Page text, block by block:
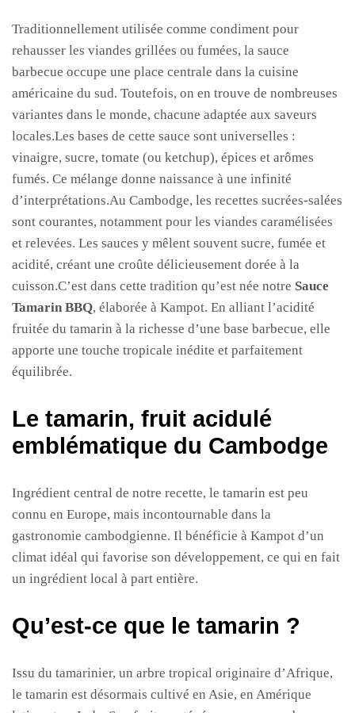
Traditionnellement utilisée comme condiment pour
rehausser les viandes grillées ou fumées, la sauce
barbecue occupe une place centrale dans la cuisine
américaine du sud. Toutefois, on en trouve de nombreuses
variantes dans le monde, chacune adaptée aux saveurs
locales.Les bases de cette sauce sont universelles :
vinaigre, sucre, tomate (ou ketchup), épices et arômes
fumés. Ce mélange donne naissance à une infinité
d’interprétations.Au Cambodge, les recettes sucrées-salées
sont courantes, notamment pour les viandes caramélisées
et relevées. Les sauces y mêlent souvent sucre, fumée et
acidité, créant une croûte délicieusement dorée à la
cuisson.C’est dans cette tradition qu’est née notre Sauce
Tamarin BBQ, élaborée à Kampot. En alliant l’acidité
fruitée du tamarin à la richesse d’une base barbecue, elle
apporte une touche tropicale inédite et parfaitement
équilibrée.
Le tamarin, fruit acidulé
emblématique du Cambodge
Ingrédient central de notre recette, le tamarin est peu
connu en Europe, mais incontournable dans la
gastronomie cambodgienne. Il bénéficie à Kampot d’un
climat idéal qui favorise son développement, ce qui en fait
un ingrédient local à part entière.
Qu’est-ce que le tamarin ?
Issu du tamarinier, un arbre tropical originaire d’Afrique,
le tamarin est désormais cultivé en Asie, en Amérique